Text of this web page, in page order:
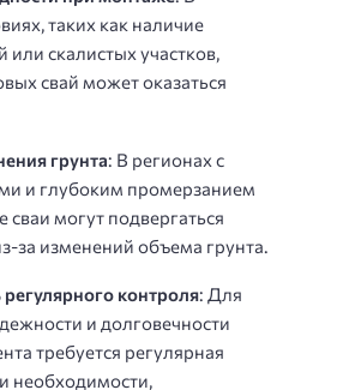
таких как наличие
скалистых участков,
свай может оказаться
грунта: В регионах с
и глубоким промерзанием
сваи могут подвергаться
за изменений объема грунта.
контроля: Для
и долговечности
требуется регулярная
необходимости,